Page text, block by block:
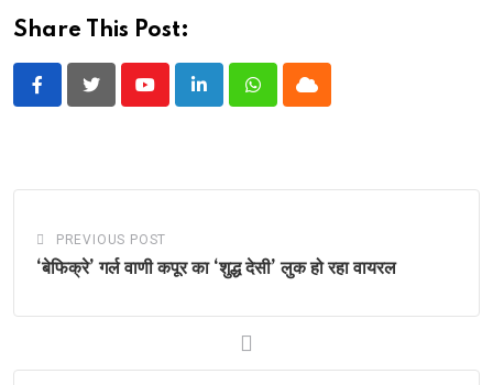
Share This Post:
YoutubeLinkedInWhatsappCloud
PREVIOUS POST
‘बेफिक्रे’ गर्ल वाणी कपूर का ‘शुद्ध देसी’ लुक हो रहा वायरल